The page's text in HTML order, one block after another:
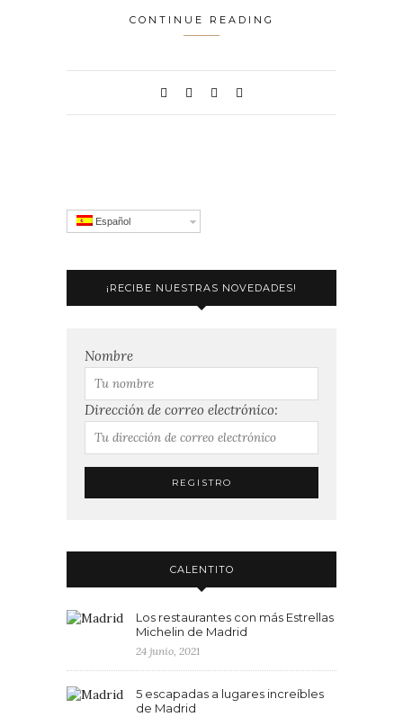
CONTINUE READING
Español
¡RECIBE NUESTRAS NOVEDADES!
Nombre
Dirección de correo electrónico:
CALENTITO
Los restaurantes con más Estrellas
Michelin de Madrid
24 junio, 2021
5 escapadas a lugares increíbles
de Madrid